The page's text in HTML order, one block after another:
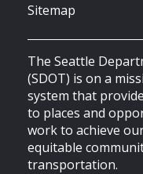
Sitemap
The Seattle
(SDOT) is on a
system that
to places and
work to achieve
equitable
transportation.